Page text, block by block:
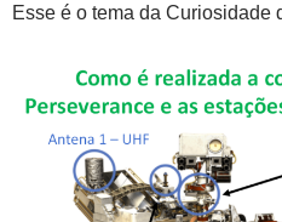
Esse é o tema da Curiosidade